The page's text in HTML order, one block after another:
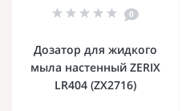
0
Дозатор для жидкого
мыла настенный ZERIX
LR404 (ZX2716)